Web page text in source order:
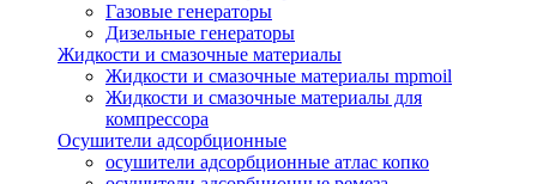
Газовые генераторы
Дизельные генераторы
Жидкости и смазочные материалы
Жидкости и смазочные материалы mpmoil
Жидкости и смазочные материалы для
компрессора
Осушители адсорбционные
осушители адсорбционные атлас копко